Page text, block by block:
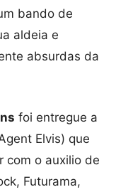
bando de
aldeia e
absurdas da
foi entregue a
Elvis) que
com o auxilio de
Futurama,